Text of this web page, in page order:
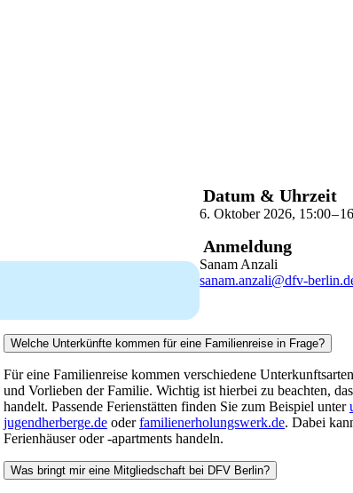
Datum & Uhrzeit
6. Oktober 2026, 15:00–
Anmeldung
Sanam Anzali
sanam.anzali@dfv-
Welche Unterkünfte kommen für eine Familienreise in Frage?
Für eine Familienreise kommen verschiedene
und Vorlieben der Familie. Wichtig ist hierbei zu beachten,
handelt. Passende Ferienstätten finden Sie zum Beispiel unter
jugendherberge.de oderfamilienerholungswerk.de. Dabei
Ferienhäuser oder -apartments handeln.
Was bringt mir eine Mitgliedschaft bei DFV Berlin?